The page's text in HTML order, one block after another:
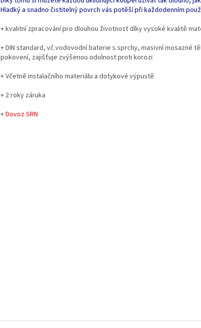
Hladký a snadno čistitelný povrch vás potěší při každodenním
+ kvalitní zpracování pro dlouhou životnost díky vysoké kvalitě
+ DIN standard, vč.vodovodní baterie s sprchy, masivní mosazné
pokovení, zajišťuje zvýšenou odolnost proti korozi
+ Včetně instalačního materiálu a dotykové výpustě
+ 2 roky záruka
+Dovoz SRN